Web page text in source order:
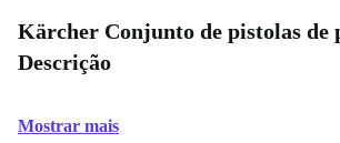
Kärcher Conjunto de pistolas de
Descrição
Mostrar mais